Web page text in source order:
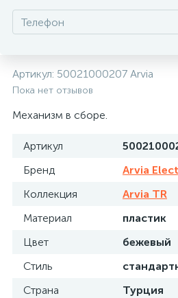
Артикул: 50021000207 Arvia
Пока нет отзывов
Механизм в сборе.
Артикул
Бренд
Arvia
Коллекция
Arvia TR
Материал
пластик
Цвет
бежевый
Стиль
Страна
Турция